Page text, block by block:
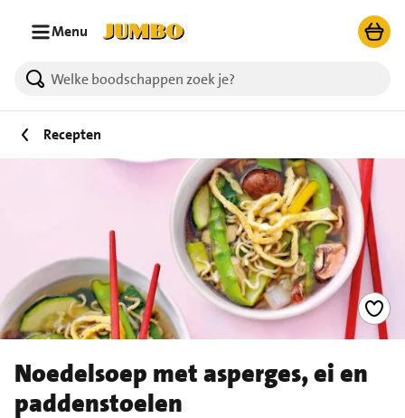
Menu
Recepten
Noedelsoep met asperges, ei en
paddenstoelen